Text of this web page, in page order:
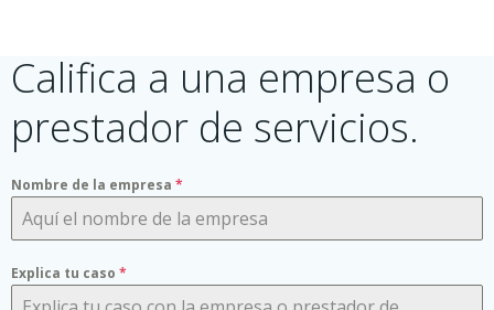
Califica a una empresa o
prestador de servicios.
Nombre de la empresa *
Explica tu caso *